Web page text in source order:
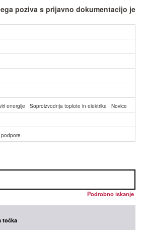
poziva s prijavno dokumentacijo je
energije Soproizvodnja toplote in elektrike Novice
podpore
Podrobno iskanje
točka